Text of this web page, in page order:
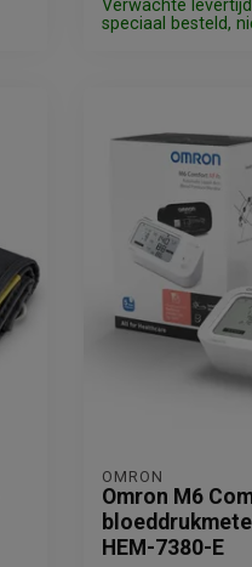
Verwachte
speciaal besteld,
OMRON
Omron M6
HEM-7380-E